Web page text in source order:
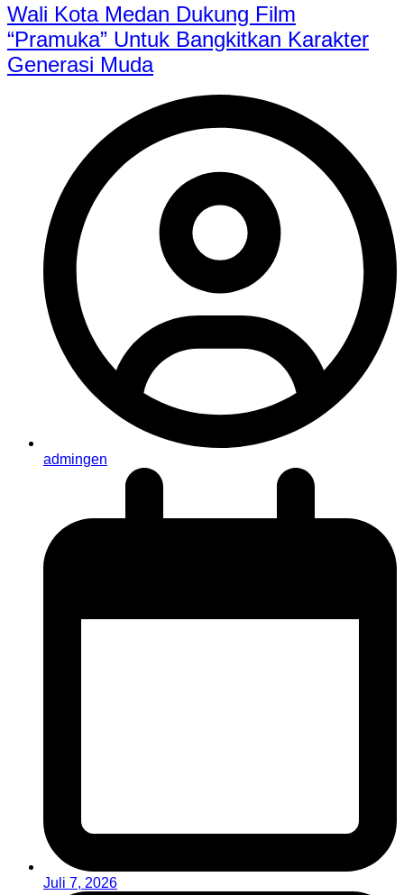
Wali Kota Medan Dukung Film
“Pramuka” Untuk Bangkitkan Karakter
Generasi Muda
admingen
Juli 7, 2026